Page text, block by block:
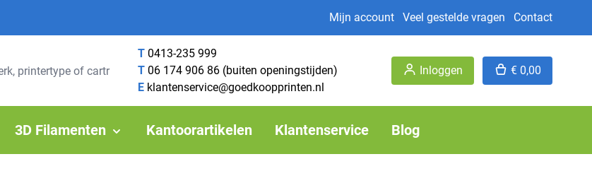
Mijn account Veel gestelde vragen Contact
T 0413-235 999
T 06 174 906 86 (buiten openingstijden)
E klantenservice@goedkoopprinten.nl
Inloggen € 0,00
3D Filamenten Kantoorartikelen Klantenservice Blog